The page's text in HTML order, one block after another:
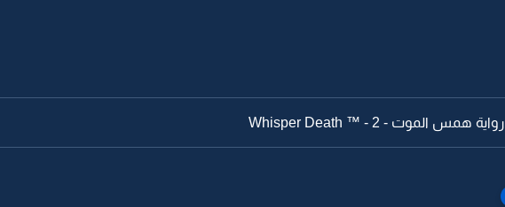
رواية همس الموت - Whisper Death ™ - 1